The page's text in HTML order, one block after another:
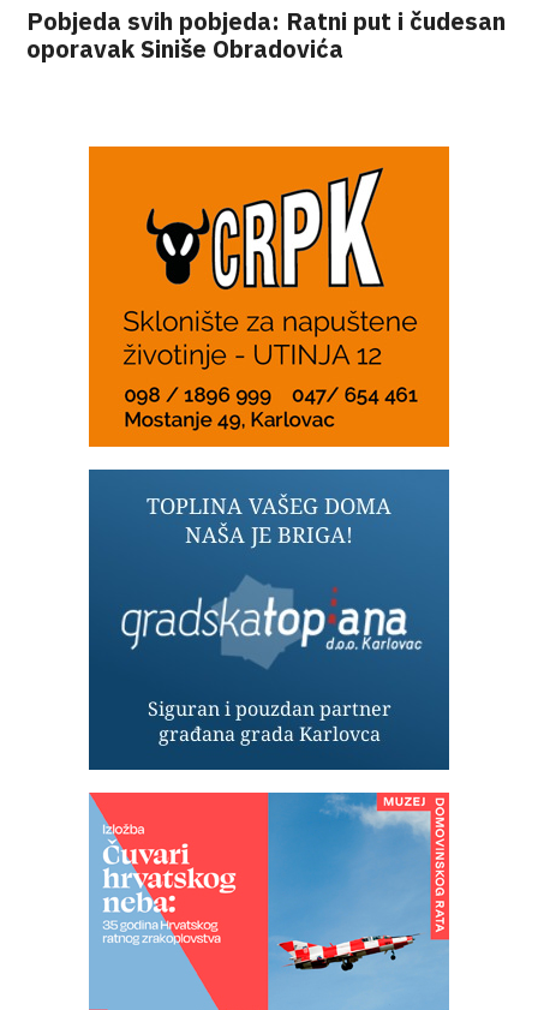
Pobjeda svih pobjeda: Ratni put i čudesan
oporavak Siniše Obradovića